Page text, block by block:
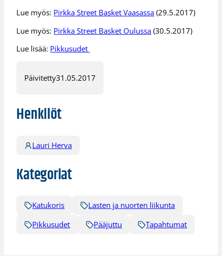
Lue myös: Pirkka Street Basket Vaasassa (29.5.2017)
Lue myös: Pirkka Street Basket Oulussa (30.5.2017)
Lue lisää: Pikkusudet
Päivitetty31.05.2017
Henkilöt
Lauri Herva
Kategoriat
Katukoris
Lasten ja nuorten liikunta
Pikkusudet
Pääjuttu Tapahtumat